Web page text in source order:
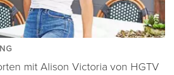
mit Alison Victoria von HGTV